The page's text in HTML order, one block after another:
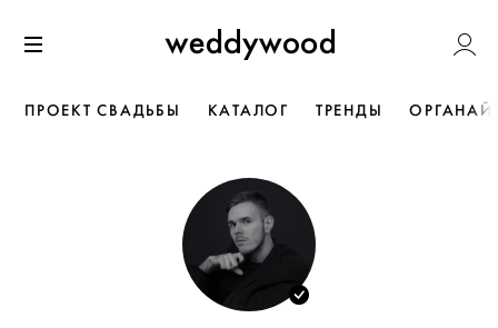
к содержанию
Weddywood
ПРОЕКТ СВАДЬБЫ КАТАЛОГ ТРЕНДЫ